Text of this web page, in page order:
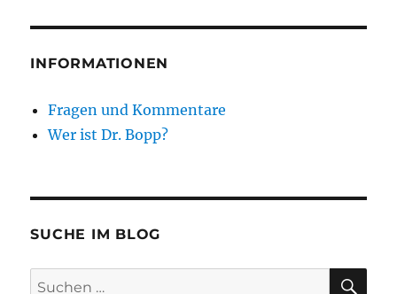
INFORMATIONEN
Fragen und Kommentare
Wer ist Dr. Bopp?
SUCHE IM BLOG
Suchen